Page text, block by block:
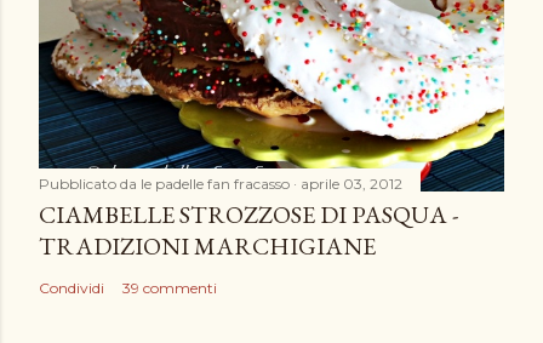
Pubblicato da le padelle fan fracasso aprile 03, 2012
CIAMBELLE STROZZOSE DI PASQUA -
TRADIZIONI MARCHIGIANE
Condividi 39 commenti